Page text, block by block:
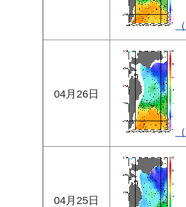
04月26日
04月25日